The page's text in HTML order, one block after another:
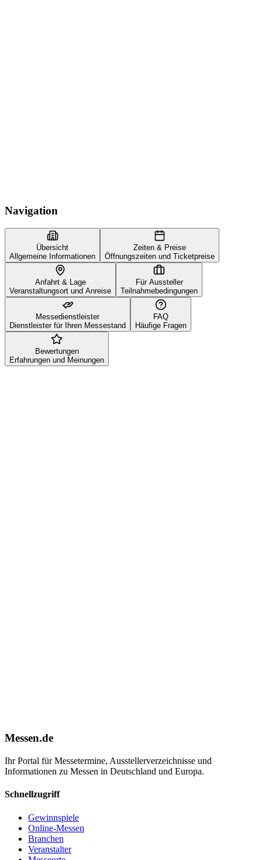
Navigation
Übersicht
Allgemeine Informationen
Zeiten & Preise
Öffnungszeiten und Ticketpreise
Anfahrt & Lage
Veranstaltungsort und Anreise
Für Aussteller
Teilnahmebedingungen
Messedienstleister
Dienstleister für Ihren Messestand
FAQ
Häufige Fragen
Bewertungen
Erfahrungen und Meinungen
Messen.de
Ihr Portal für Messetermine, Ausstellerverzeichnisse und
Informationen zu Messen in Deutschland und Europa.
Schnellzugriff
Gewinnspiele
Online-Messen
Branchen
Veranstalter